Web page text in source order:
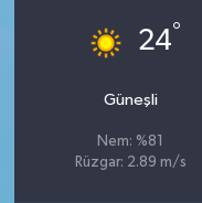
24°
Güneşli
Nem: %81
Rüzgar: 2.89 m/s